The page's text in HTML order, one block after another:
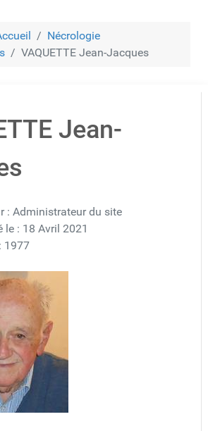
Nécrologie
VAQUETTE Jean-Jacques
Jean-
: Administrateur du site
le : 18 Avril 2021
1977